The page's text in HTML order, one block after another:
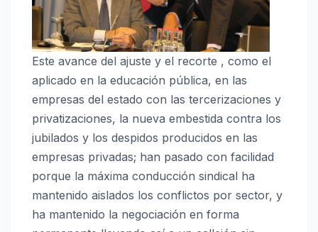
Este avance del ajuste y el recorte , como el
aplicado en la educación pública, en las
empresas del estado con las tercerizaciones y
privatizaciones, la nueva embestida contra los
jubilados y los despidos producidos en las
empresas privadas; han pasado con facilidad
porque la máxima conducción sindical ha
mantenido aislados los conflictos por sector, y
ha mantenido la negociación en forma